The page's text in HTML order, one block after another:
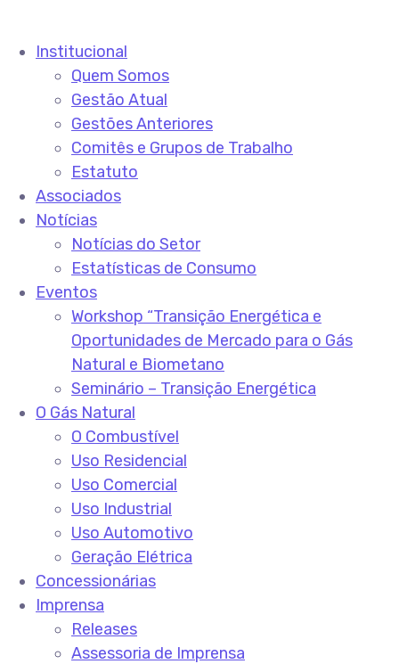
Institucional
Quem Somos
Gestão Atual
Gestões Anteriores
Comitês e Grupos de Trabalho
Estatuto
Associados
Notícias
Notícias do Setor
Estatísticas de Consumo
Eventos
Workshop “Transição Energética e
Oportunidades de Mercado para o Gás
Natural e Biometano
Seminário – Transição Energética
O Gás Natural
O Combustível
Uso Residencial
Uso Comercial
Uso Industrial
Uso Automotivo
Geração Elétrica
Concessionárias
Imprensa
Releases
Assessoria de Imprensa